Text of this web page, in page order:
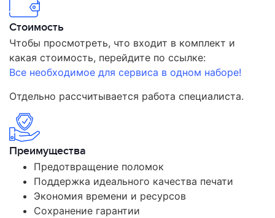
Стоимость
Чтобы просмотреть, что входит в комплект и
какая стоимость, перейдите по ссылке:
Все необходимое для сервиса в одном наборе!
Отдельно рассчитывается работа специалиста.
Преимущества
Предотвращение поломок
Поддержка идеального качества печати
Экономия времени и ресурсов
Сохранение гарантии